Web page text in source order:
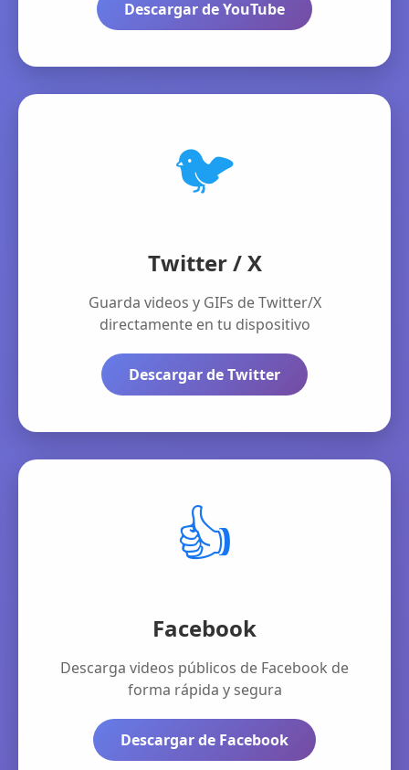
Descargar de YouTube
🐦
Twitter / X
Guarda videos y GIFs de Twitter/X
directamente en tu dispositivo
Descargar de Twitter
👍
Facebook
Descarga videos públicos de Facebook de
forma rápida y segura
Descargar de Facebook